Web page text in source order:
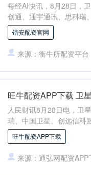
每经AI快讯，8月28日，
创通、通宇通讯、思科瑞
锴安配资官网
来源：衡牛所配资平台
旺牛配资APP下载 卫
人民财讯8月28日电，卫
瑞、中国卫星、创远信科
旺牛配资APP下载
来源：通弘网配资APP